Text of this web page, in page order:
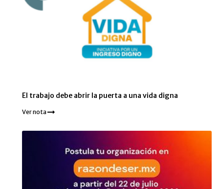
El trabajo debe abrir la puerta a una vida digna
Ver nota